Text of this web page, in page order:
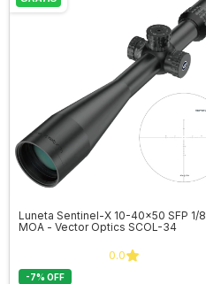
Luneta Sentinel-X 10-40x50 SFP 1/8
MOA - Vector Optics SCOL-34
0.0
-7% OFF